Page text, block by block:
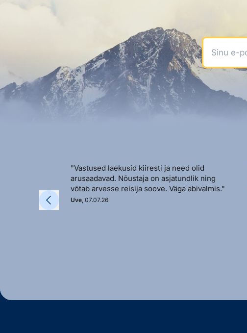
Sinu e-post
"Vastused laekusid kiiresti ja need olid
arusaadavad. Nõustaja on asjatundlik ning
võtab arvesse reisija soove. Väga abivalmis."
Uve, 07.07.26